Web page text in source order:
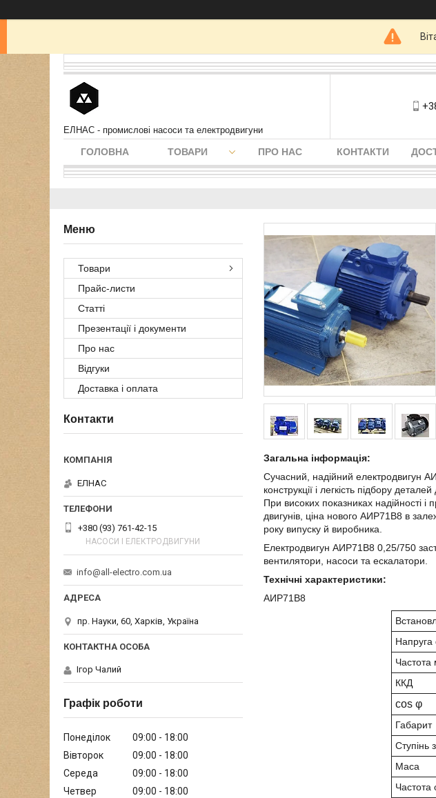
ЕЛНАС - промислові насоси та електродвигуни
ГОЛОВНА ТОВАРИ ПРО НАС КОНТАКТИ
Загальна інформація:
Сучасний, надійний електродвигун
конструкції і легкість підбору
При високих показниках надійності
двигунів, ціна нового АИР71В8 в
року випуску й виробника.
Електродвигун АИР71В8 0,25/750
вентилятори, насоси та ескалатори.
Технічні характеристики:
АИР71В8
Напруга
Частота
ККД
cos φ
Габарит
Ступінь
Маса
Частота
Товари
Прайс-листи
Статті
Презентації і документи
Про нас
Відгуки
Доставка і оплата
Контакти
ЕЛНАС
+380 (93) 761-42-15
НАСОСИ І ЕЛЕКТРОДВИГУНИ
info@all-electro.com.ua
пр. Науки, 60, Харків, Україна
Ігор Чалий
Графік роботи
Понеділок 09:00
18:00
Вівторок
09:00
18:00
Середа
09:00
18:00
Четвер
09:00
18:00